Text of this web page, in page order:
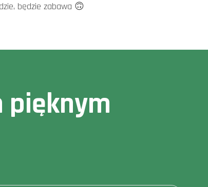
będzie zabawa 🙃
pięknym